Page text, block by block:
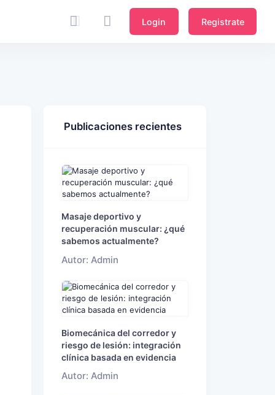
Login Registrate
Publicaciones recientes
Masaje deportivo y
recuperación muscular: ¿qué
sabemos actualmente?
Autor: Admin
Biomecánica del corredor y
riesgo de lesión: integración
clínica basada en evidencia
Autor: Admin